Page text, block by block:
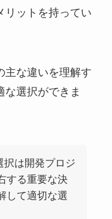
リットを持ってい
主な違いを理解す
な選択ができま
択は開発プロジ
する重要な決
して適切な選